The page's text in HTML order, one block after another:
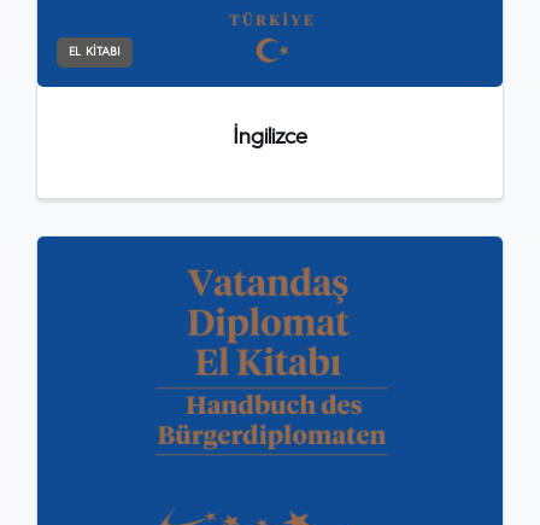
EL KITABI
İngilizce